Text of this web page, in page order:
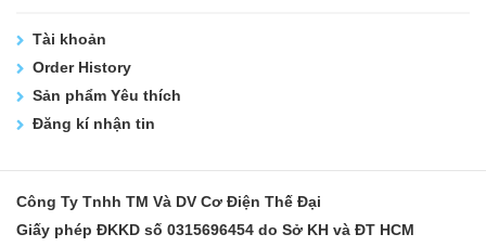
Tài khoản
Order History
Sản phẩm Yêu thích
Đăng kí nhận tin
Công Ty Tnhh TM Và DV Cơ Điện Thế Đại
Giấy phép ĐKKD số 0315696454 do Sở KH và ĐT HCM